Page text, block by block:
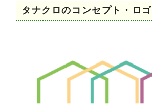
タナクロのコンセプト・ロゴ